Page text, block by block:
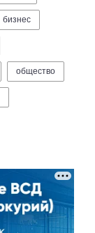
бизнес
общество